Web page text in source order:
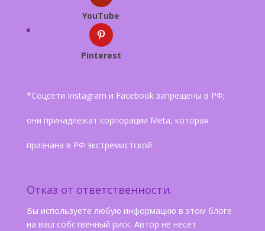
YouTube
Pinterest
*Соцсети Instagram и Facebook запрещены в РФ;
они принадлежат корпорации Meta, которая
признана в РФ экстремистской.
Отказ от ответственности.
Вы используете любую информацию в этом блоге
на ваш собственный риск. Автор не несёт